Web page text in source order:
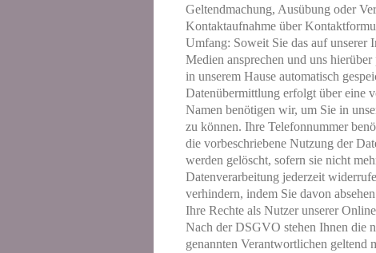
Geltendmachung, Ausübung oder
Kontaktaufnahme über
Umfang: Soweit Sie das auf unserer
Medien ansprechen und uns
in unserem Hause automatisch
Datenübermittlung erfolgt über eine
Namen benötigen wir, um Sie in
zu können. Ihre Telefonnummer
die vorbeschriebene Nutzung der
werden gelöscht, sofern sie nicht
Datenverarbeitung jederzeit
verhindern, indem Sie davon
Ihre Rechte als Nutzer unserer
Nach der DSGVO stehen Ihnen die
genannten Verantwortlichen geltend